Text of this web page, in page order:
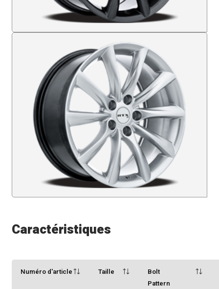
Caractéristiques
Numéro d'article Taille
Bolt
Pattern